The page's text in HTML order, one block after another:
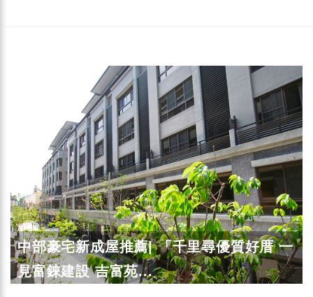
中部豪宅新成屋推薦| 「千里尋優質好厝 一
見富錸建設 吉富苑...